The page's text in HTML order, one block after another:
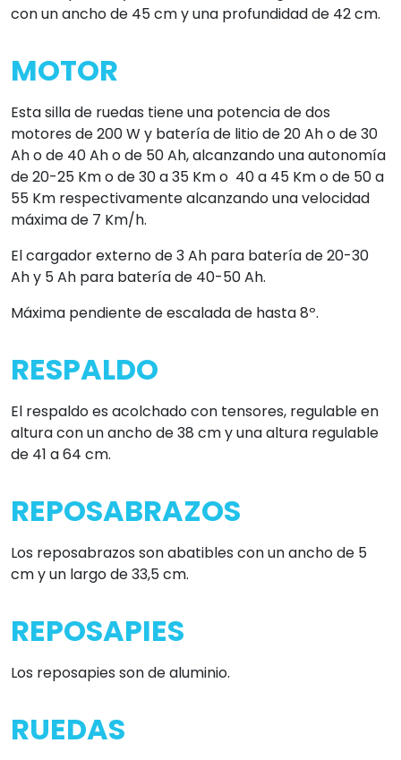
con un ancho de 45 cm y una profundidad de 42 cm.
MOTOR
Esta silla de ruedas tiene una potencia de dos
motores de 200 W y batería de litio de 20 Ah o de 30
Ah o de 40 Ah o de 50 Ah, alcanzando una autonomía
de 20-25 Km o de 30 a 35 Km o 40 a 45 Km o de 50 a
55 Km respectivamente alcanzando una velocidad
máxima de 7 Km/h.
El cargador externo de 3 Ah para batería de 20-30
Ah y 5 Ah para batería de 40-50 Ah.
Máxima pendiente de escalada de hasta 8º.
RESPALDO
El respaldo es acolchado con tensores, regulable en
altura con un ancho de 38 cm y una altura regulable
de 41 a 64 cm.
REPOSABRAZOS
Los reposabrazos son abatibles con un ancho de 5
cm y un largo de 33,5 cm.
REPOSAPIES
Los reposapies son de aluminio.
RUEDAS